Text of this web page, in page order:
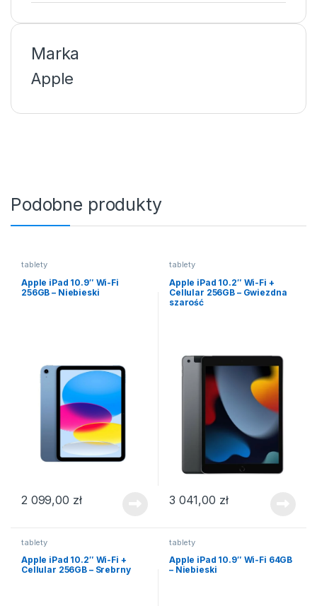
Marka
Apple
Podobne produkty
tablety
Apple iPad 10.9″ Wi-Fi
256GB – Niebieski
2 099,00 zł
tablety
Apple iPad 10.2″ Wi-Fi +
Cellular 256GB – Gwiezdna
szarość
3 041,00 zł
tablety
Apple iPad 10.2″ Wi-Fi +
Cellular 256GB – Srebrny
tablety
Apple iPad 10.9″ Wi-Fi 64GB
– Niebieski